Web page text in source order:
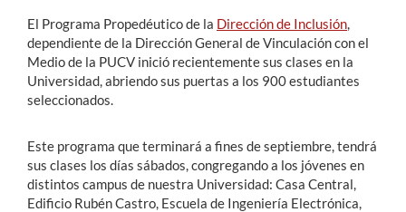
El Programa Propedéutico de la Dirección de Inclusión
dependiente de la Dirección General de Vinculación con el
Medio de la PUCV inició recientemente sus clases en la
Universidad, abriendo sus puertas a los 900 estudiantes
seleccionados.
Este programa que terminará a fines de septiembre, tendrá
sus clases los días sábados, congregando a los jóvenes en
distintos campus de nuestra Universidad: Casa Central,
Edificio Rubén Castro, Escuela de Ingeniería Electrónica,